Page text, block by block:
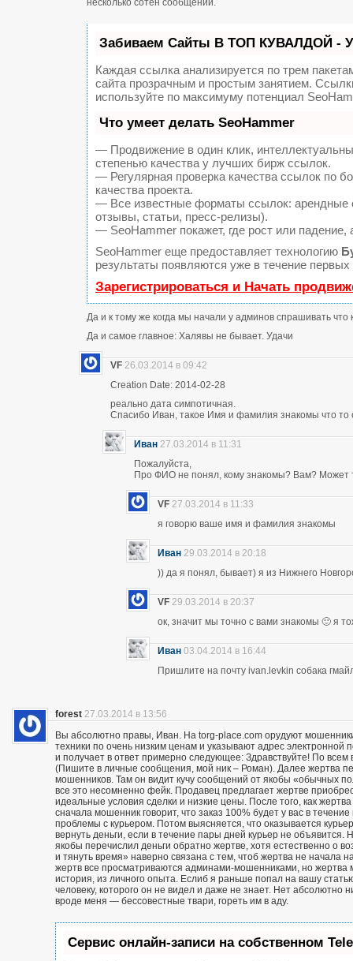
Забиваем Сайты В ТОП КУВАЛДОЙ -
Каждая ссылка анализируется по трем
сайта прозрачным и простым занятием.
используйте по максимуму потенциал
Что умеет делать SeoHammer
— Продвижение в один клик,
степенью качества у лучших бирж ссылок.
— Регулярная проверка качества ссылок по
качества проекта.
— Все известные форматы ссылок: арендные
отзывы, статьи, пресс-релизы).
— SeoHammer покажет, где рост или
SeoHammer еще предоставляет технологию
результаты появляются уже в течение первых
Зарегистрироваться и Начать
Да и к тому же когда мы начали у админов спрашивать что
Да и самое главное: Халявы не бывает. Удачи
VF 26.03.2014 в 09:42
Creation Date: 2014-02-28
реально дата симпотичная.
Спасибо Иван, такое Имя и фамилия знакомы что то
Иван 27.03.2014 в 11:31
Пожалуйста,
Про ФИО не понял, кому знакомы? Вам? Может
VF 27.03.2014 в 11:33
я говорю ваше имя и фамилия знакомы
Иван 29.03.2014 в 20:18
)) да я понял, бывает) я из Нижнего
VF 29.03.2014 в 20:37
ок, значит мы точно с вами знакомы 🙂 я
Иван 03.04.2014 в 16:44
Пришлите на почту ivan.levkin собака
forest 27.03.2014 в 13:56
Вы абсолютно правы, Иван. На torg-place.com орудуют
техники по очень низким ценам и указывают адрес
и получает в ответ примерно следующее: Здравствуйте! По
(Пишите в личные сообщения, мой ник – Роман). Далее жертва
мошенников. Там он видит кучу сообщений от якобы «обычных
все это несомненно фейк. Продавец предлагает жертве
идеальные условия сделки и низкие цены. После того, как
сначала мошенник говорит, что заказ 100% будет у вас в
проблемы с курьером. Потом выясняется, что оказывается
вернуть деньги, если в течение пары дней курьер не
якобы перечислил деньги обратно жертве, хотя естественно о
и тянуть время» наверно связана с тем, чтоб жертва не начала
жертв все просматриваются админами-мошенниками, но жертва
история, из личного опыта. Еслиб я раньше попал на вашу
человеку, которого он не видел и даже не знает. Нет
вроде меня — бессовестные твари, гореть им в аду.
Сервис онлайн-записи на собственном